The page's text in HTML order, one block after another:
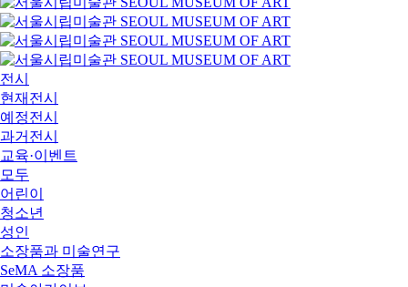
전시
현재전시
예정전시
과거전시
교육·이벤트
모두
어린이
청소년
성인
소장품과 미술연구
SeMA 소장품